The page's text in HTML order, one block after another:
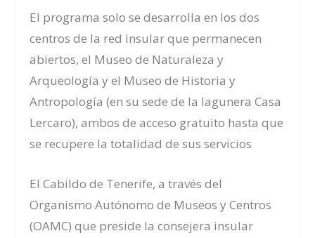
El programa solo se desarrolla en los dos
centros de la red insular que permanecen
abiertos, el Museo de Naturaleza y
Arqueología y el Museo de Historia y
Antropología (en su sede de la lagunera Casa
Lercaro), ambos de acceso gratuito hasta que
se recupere la totalidad de sus servicios
El Cabildo de Tenerife, a través del
Organismo Autónomo de Museos y Centros
(OAMC) que preside la consejera insular